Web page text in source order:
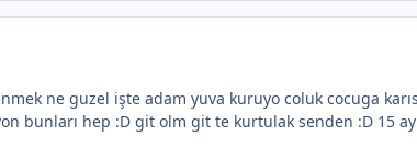
ne guzel işte adam yuva kuruyo coluk cocuga
bunları hep :D git olm git te kurtulak senden :D 15 ay